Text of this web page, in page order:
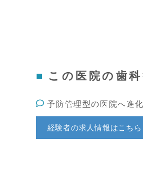
この医院の歯
予防管理型の医院へ進
経験者の求人情報はこちら